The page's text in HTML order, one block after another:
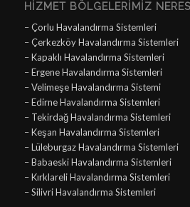
HIZMET BÖLGELERIMIZ
–Çorlu Havalandırma Sistemleri
–Çerkezköy Havalandırma Sistemleri
–Kapaklı Havalandırma Sistemleri
–Ergene Havalandırma Sistemleri
–Velimeşe Havalandırma Sistemi
–Edirne Havalandırma Sistemleri
– Tekirdağ Havalandırma Sistemleri
–Keşan Havalandırma Sistemleri
–Lüleburgaz Havalandırma Sistemleri
–Babaeski Havalandırma Sistemleri
–Kırklareli Havalandırma Sistemleri
–Silivri Havalandırma Sistemleri